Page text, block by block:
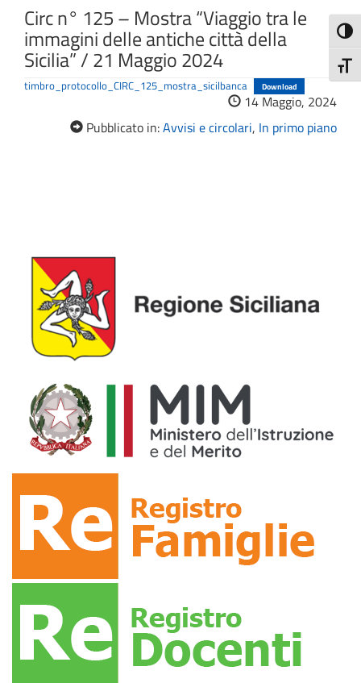
Circ n° 125 – Mostra “Viaggio tra le
immagini delle antiche città della
Sicilia” / 21 Maggio 2024
timbro_protocollo_CIRC_125_mostra_sicilbanca Download
14 Maggio, 2024
Pubblicato in:Avvisi e circolari, In primo piano